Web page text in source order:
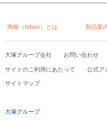
陶板（toban）とは 製品案
大塚グループ会社 お問い合わせ
サイトのご利用にあたって
公式ア
サイトマップ
大塚グループ